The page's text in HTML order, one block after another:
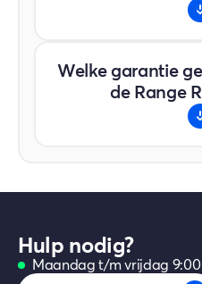
€109.509. Dit
hoofd- en
volwassenen en
immense,
Welke garantie
de Range
Hulp nodig?
Maandag t/m vrijdag 9:00